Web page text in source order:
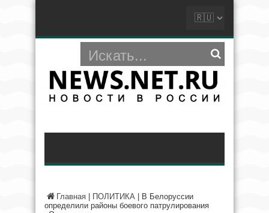
Главная ПОЛИТИКА
В Белоруссии
определили районы боевого патрулирования